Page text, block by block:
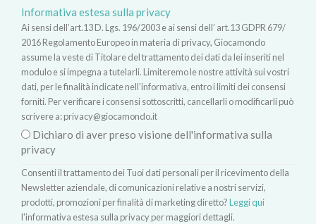
Informativa estesa sulla privacy
Ai sensi dell’art.13 D. Lgs. 196/2003 e ai sensi dell’ art.13 GDPR 679/
2016 Regolamento Europeo in materia di privacy, Giocamondo
assume la veste di Titolare del trattamento dei dati da lei inseriti nel
modulo e si impegna a tutelarli. Limiteremo le nostre attività sui vostri
dati, per le finalità indicate nell’informativa, entro i limiti dei consensi
forniti. Per verificare i consensi sottoscritti, cancellarli o modificarli può
scrivere a:privacy@giocamondo.it
Dichiaro di aver preso visione dell'informativa sulla
privacy
Consenti il trattamento dei Tuoi dati personali per il ricevimento della
Newsletter aziendale, di comunicazioni relative a nostri servizi,
prodotti, promozioni per finalità di marketing diretto?Leggi qui
l'informativa estesa sulla privacy per maggiori dettagli.